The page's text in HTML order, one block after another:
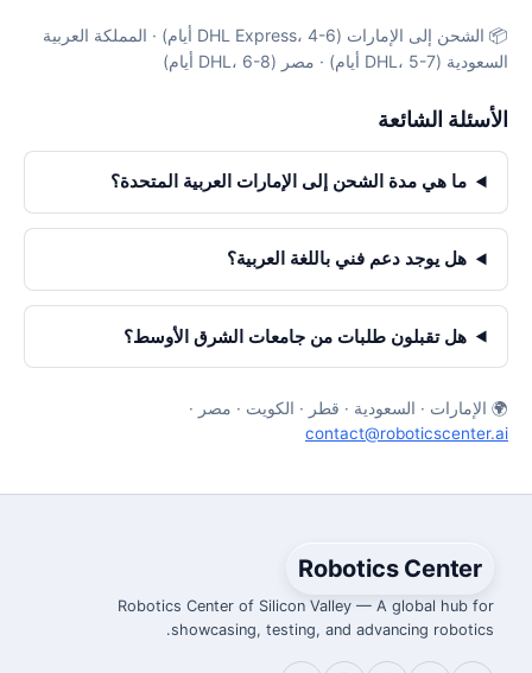
📦 الشحن إلى الإمارات (DHL Express، 4-6 أيام) · المملكة العربية
السعودية (DHL، 5-7 أيام) · مصر (DHL، 6-8 أيام)
الأسئلة الشائعة
ما هي مدة الشحن إلى الإمارات العربية المتحدة؟
هل يوجد دعم فني باللغة العربية؟
هل تقبلون طلبات من جامعات الشرق الأوسط؟
🌍 الإمارات · السعودية · قطر · الكويت · مصر ·
contact@roboticscenter.ai
Robotics Center
Robotics Center of Silicon Valley — A global hub for
showcasing, testing, and advancing robotics.